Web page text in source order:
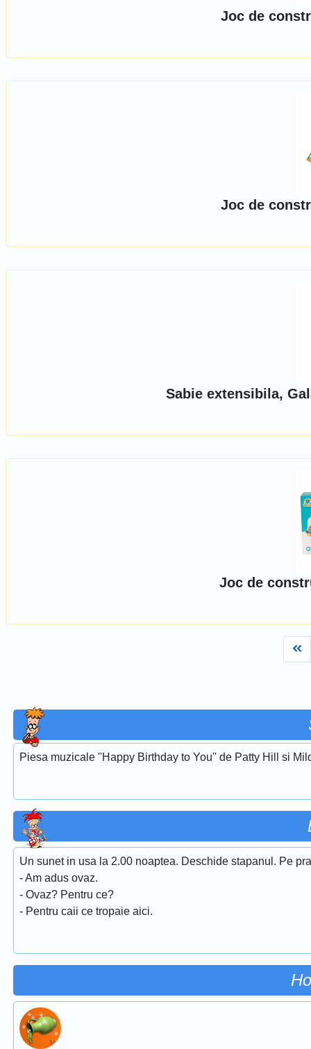
Joc de
Joc de
Sabie extensibila,
Joc de
Piesa muzicale ''Happy Birthday to You'' de Patty Hill si
Un sunet in usa la 2.00 noaptea. Deschide stapanul. Pe
- Am adus ovaz.
- Ovaz? Pentru ce?
- Pentru caii ce tropaie aici.